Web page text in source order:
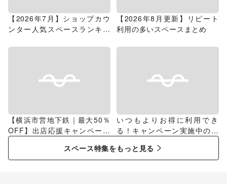
【2026年7月】ショップカウ
ンター人気スペースランキン
【2026年8月更新】リピート
利用の多いスペースまとめ
【横浜市営地下鉄｜最大50％
OFF】出店応援キャンペーン
特集
いつもよりお得に利用でき
る！キャンペーン実施中のス
スペース特集をもっと見る